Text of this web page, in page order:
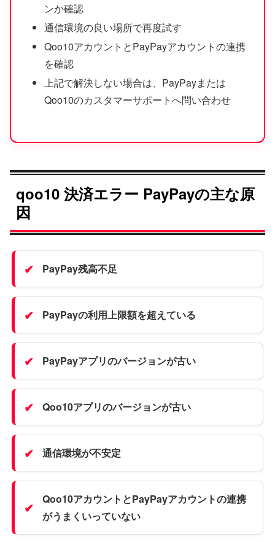
ンか確認
通信環境の良い場所で再度試す
Qoo10アカウントとPayPayアカウントの連携
を確認
上記で解決しない場合は、PayPayまたは
Qoo10のカスタマーサポートへ問い合わせ
qoo10 決済エラー PayPayの主な原
因
PayPay残高不足
PayPayの利用上限額を超えている
PayPayアプリのバージョンが古い
Qoo10アプリのバージョンが古い
通信環境が不安定
Qoo10アカウントとPayPayアカウントの連携
がうまくいっていない